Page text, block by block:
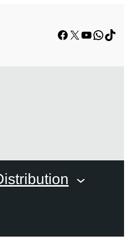
Facebook
X YouTube